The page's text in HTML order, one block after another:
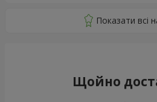
Щойно